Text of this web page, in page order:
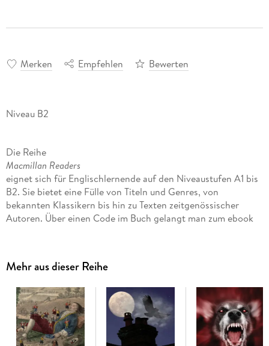
Merken Empfehlen Bewerten
Niveau B2
Die Reihe
Macmillan Readers
eignet sich für Englischlernende auf den Niveaustufen A1 bis
B2. Sie bietet eine Fülle von Titeln und Genres, von
bekannten Klassikern bis hin zu Texten zeitgenössischer
Autoren. Über einen Code im Buch gelangt man zum ebook
Bild der Viktorianischen Gesellschaft. Der Waisenjunge Pip
davon, ein Gentleman zu sein.
Mehr aus dieser Reihe